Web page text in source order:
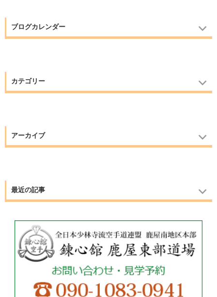
ブログカレンダー
カテゴリー
アーカイブ
最近の記事